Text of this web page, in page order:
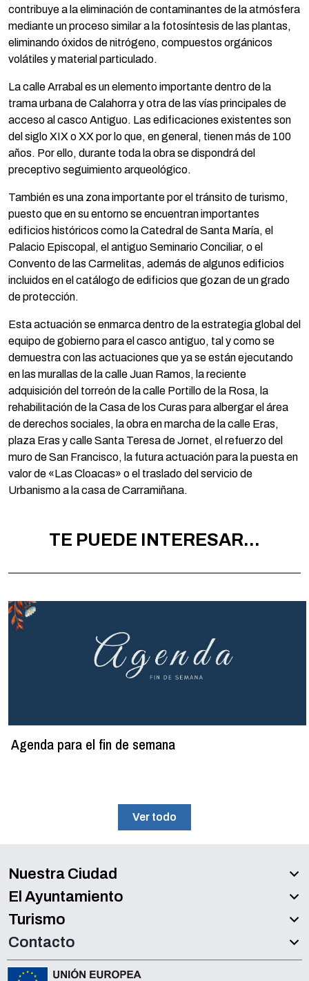
contribuye a la eliminación de contaminantes de la atmósfera
mediante un proceso similar a la fotosíntesis de las plantas,
eliminando óxidos de nitrógeno, compuestos orgánicos
volátiles y material particulado.
La calle Arrabal es un elemento importante dentro de la
trama urbana de Calahorra y otra de las vías principales de
acceso al casco Antiguo. Las edificaciones existentes son
del siglo XIX o XX por lo que, en general, tienen más de 100
años. Por ello, durante toda la obra se dispondrá del
preceptivo seguimiento arqueológico.
También es una zona importante por el tránsito de turismo,
puesto que en su entorno se encuentran importantes
edificios históricos como la Catedral de Santa María, el
Palacio Episcopal, el antiguo Seminario Conciliar, o el
Convento de las Carmelitas, además de algunos edificios
incluidos en el catálogo de edificios que gozan de un grado
de protección.
Esta actuación se enmarca dentro de la estrategia global del
equipo de gobierno para el casco antiguo, tal y como se
demuestra con las actuaciones que ya se están ejecutando
en las murallas de la calle Juan Ramos, la reciente
adquisición del torreón de la calle Portillo de la Rosa, la
rehabilitación de la Casa de los Curas para albergar el área
de derechos sociales, la obra en marcha de la calle Eras,
plaza Eras y calle Santa Teresa de Jornet, el refuerzo del
muro de San Francisco, la futura actuación para la puesta en
valor de «Las Cloacas» o el traslado del servicio de
Urbanismo a la casa de Carramiñana.
TE PUEDE INTERESAR...
Agenda para el fin de semana
Ver todo
Nuestra Ciudad
El Ayuntamiento
Turismo
Contacto